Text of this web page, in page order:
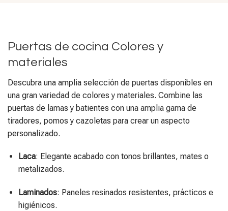
Puertas de cocina Colores y
materiales
Descubra una amplia selección de puertas disponibles en
una gran variedad de colores y materiales. Combine las
puertas de lamas y batientes con una amplia gama de
tiradores, pomos y cazoletas para crear un aspecto
personalizado.
Laca: Elegante acabado con tonos brillantes, mates o
metalizados.
Laminados: Paneles resinados resistentes, prácticos e
higiénicos.